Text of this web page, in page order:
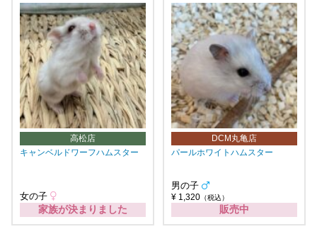
高松店
キャンベルドワーフハムスター
女の子
家族が決まりました
DCM丸亀店
パールホワイトハムスター
男の子
¥ 1,320 （税込）
販売中